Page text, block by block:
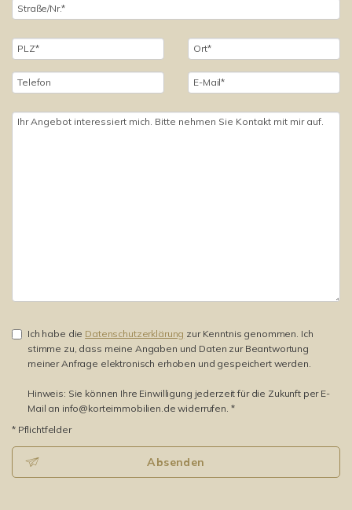
Ich habe die Datenschutzerklärung zur Kenntnis genommen. Ich
stimme zu, dass meine Angaben und Daten zur Beantwortung
meiner Anfrage elektronisch erhoben und gespeichert werden.
Hinweis: Sie können Ihre Einwilligung jederzeit für die Zukunft per E-
Mail an info@korteimmobilien.de widerrufen. *
* Pflichtfelder
Absenden